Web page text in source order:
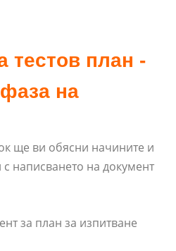
тестов план -
на
ще ви обясни начините и
написването на документ